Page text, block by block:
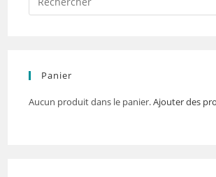
Panier
Aucun produit dans le panier.Ajouter des